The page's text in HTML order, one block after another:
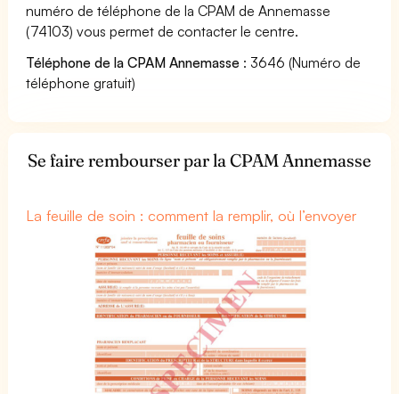
numéro de téléphone de la CPAM de Annemasse
(74103) vous permet de contacter le centre.
Téléphone de la CPAM Annemasse : 3646 (Numéro de
téléphone gratuit)
Se faire rembourser par la CPAM Annemasse
La feuille de soin : comment la remplir, où l’envoyer